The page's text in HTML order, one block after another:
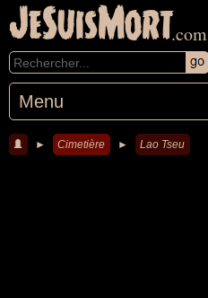
JeSuisMort.com
Menu
► Cimetière ► Lao Tseu